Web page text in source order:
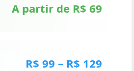
A partir de R$ 69
R$ 99 – R$ 129